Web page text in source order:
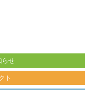
らせ
ト